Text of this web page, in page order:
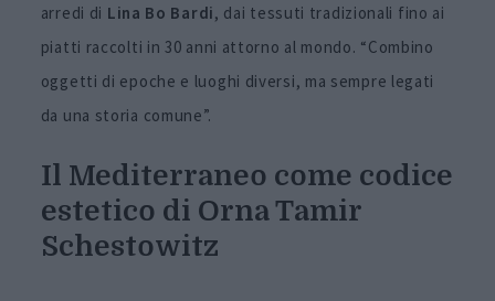
arredi di Lina Bo Bardi, dai tessuti tradizionali fino ai
piatti raccolti in 30 anni attorno al mondo. “Combino
oggetti di epoche e luoghi diversi, ma sempre legati
da una storia comune”.
Il Mediterraneo come codice
estetico di Orna Tamir
Schestowitz